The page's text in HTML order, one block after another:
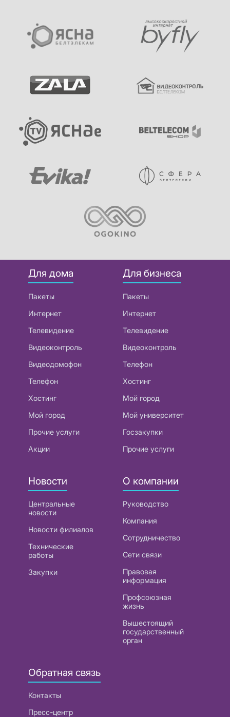
Для дома
Пакеты
Интернет
Телевидение
Видеоконтроль
Видеодомофон
Телефон
Хостинг
Мой город
Прочие услуги
Акции
Для бизнеса
Пакеты
Интернет
Телевидение
Видеоконтроль
Телефон
Хостинг
Мой город
Мой университет
Госзакупки
Прочие услуги
Новости
Центральные
новости
Новости филиалов
Технические
работы
Закупки
О компании
Руководство
Компания
Сотрудничество
Сети связи
Правовая
информация
Профсоюзная
жизнь
Вышестоящий
государственный
орган
Обратная связь
Контакты
Пресс-центр